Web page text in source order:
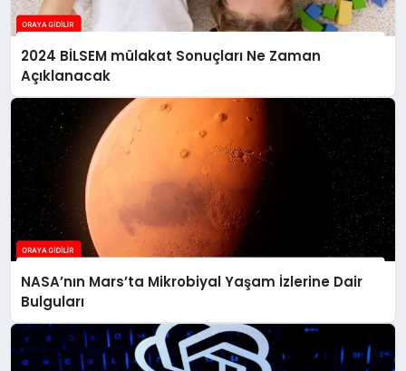
2024 BİLSEM mülakat Sonuçları Ne Zaman
Açıklanacak
NASA’nın Mars’ta Mikrobiyal Yaşam İzlerine Dair
Bulguları